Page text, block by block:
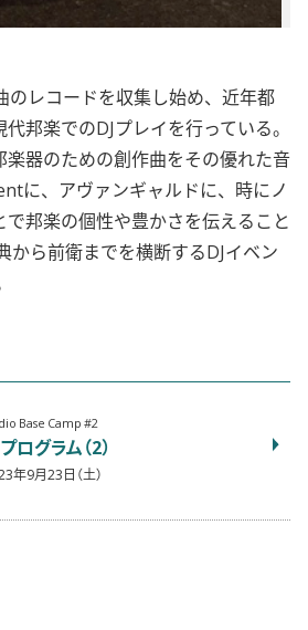
のレコードを収集し始め、近年都
邦楽でのDJプレイを行っている。
器のための創作曲をその優れた音
に、アヴァンギャルドに、時にノ
邦楽の個性や豊かさを伝えること
から前衛までを横断するDJイベン
Base Camp #2
ログラム（2）
年9月23日（土）